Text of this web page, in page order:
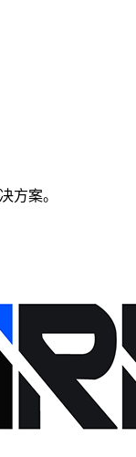
方案。